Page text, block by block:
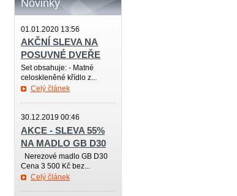
Novinky
01.01.2020 13:56
AKČNÍ SLEVA NA
POSUVNÉ DVEŘE
Set obsahuje: - Matné
celoskleněné křídlo z...
Celý článek
30.12.2019 00:46
AKCE - SLEVA 55%
NA MADLO GB D30
Nerezové madlo GB D30
Cena 3 500 Kč bez...
Celý článek